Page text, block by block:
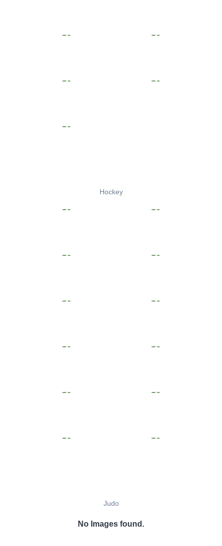
Hockey
Judo
No Images found.